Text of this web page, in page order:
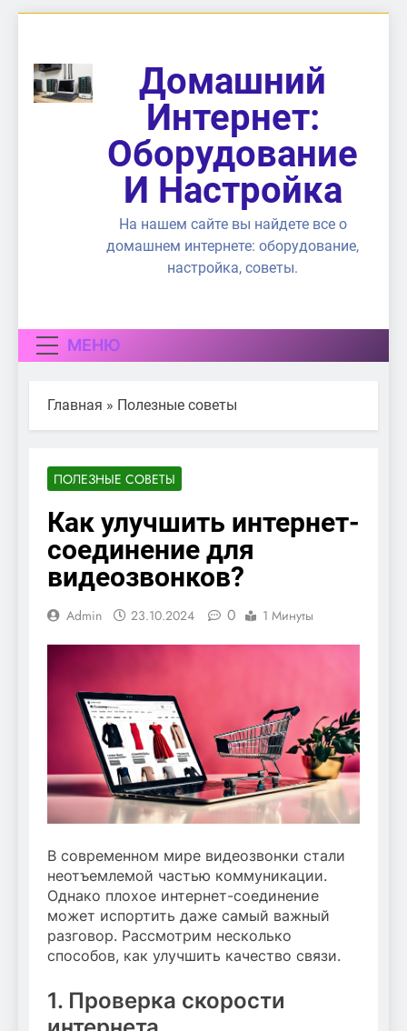
содержимому
Домашний
Интернет:
Оборудование
И Настройка
На нашем сайте вы найдете все о
домашнем интернете: оборудование,
настройка, советы.
МЕНЮ
Главная » Полезные советы
ПОЛЕЗНЫЕ СОВЕТЫ
Как улучшить интернет-
соединение для
видеозвонков?
Admin 23.10.2024 0 1 Минуты
В современном мире видеозвонки стали
неотъемлемой частью коммуникации.
Однако плохое интернет-соединение
может испортить даже самый важный
разговор. Рассмотрим несколько
способов, как улучшить качество связи.
1. Проверка скорости